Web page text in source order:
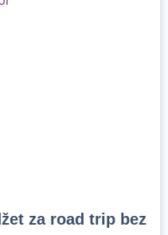
za road trip bez